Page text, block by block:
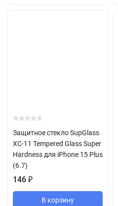
Защитное стекло SupGlass
XC-11 Tempered Glass Super
Hardness для iPhone 15 Plus
(6.7)
146 ₽
В корзину